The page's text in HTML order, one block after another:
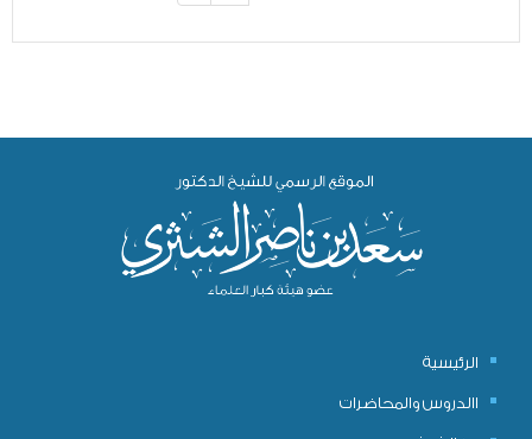
الرئيسية
االدروس والمحاضرات